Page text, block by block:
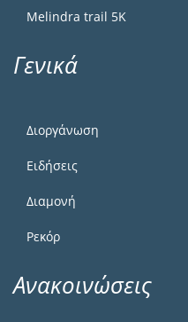
Melindra trail 5Κ
Γενικά
Διοργάνωση
Ειδήσεις
Διαμονή
Ρεκόρ
Ανακοινώσεις